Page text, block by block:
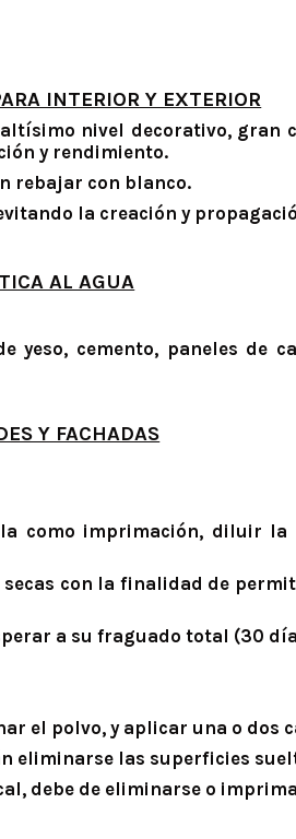
INTERIOR Y EXTERIOR
nivel decorativo, gran
y rendimiento.
rebajar con blanco.
la creación y
AL AGUA
yeso, cemento, paneles de
Y FACHADAS
como imprimación, diluir
con la finalidad de
a su fraguado total (30
el polvo, y aplicar una o dos
eliminarse las superficies
debe de eliminarse o